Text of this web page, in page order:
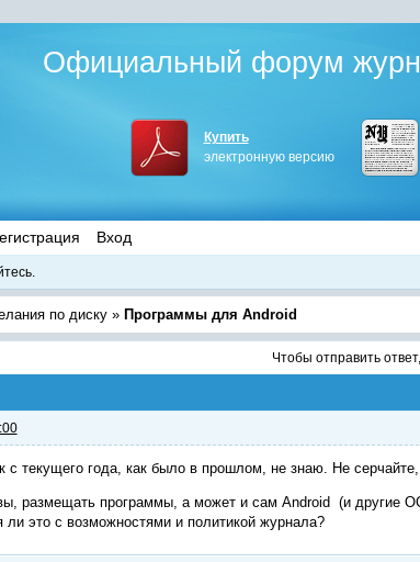
Официальный форум
Купить
электронную версию
Вход
по диску » Программы для Android
Чтобы отправить
с текущего года, как было в прошлом, не знаю. Не
размещать программы, а может и сам Android (и другие
ли это с возможностями и политикой журнала?